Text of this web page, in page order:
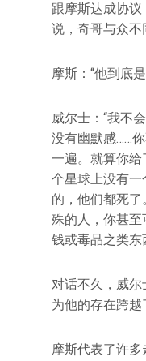
跟摩斯达成协
说，奇哥与众不
摩斯：“他到底
威尔士：“我不
没有幽默感……
一遍。就算你
个星球上没有
的，他们都死
殊的人，你甚
钱或毒品之类东
对话不久，威尔
为他的存在跨越
摩斯代表了许